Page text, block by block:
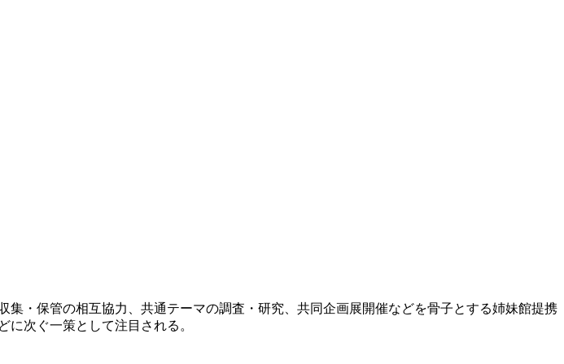
集・保管の相互協力、共通テーマの調査・研究、共同企画展開催などを骨子とする姉妹館提携
次ぐ一策として注目される。